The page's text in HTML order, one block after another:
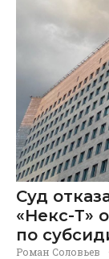
Суд
«Некс-Т»
по
Роман Соловьев